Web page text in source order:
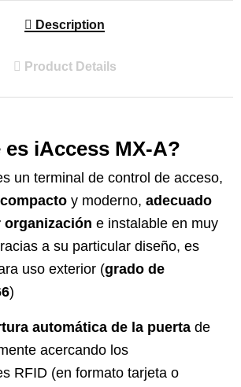
Description
Product Details
es iAccess MX-A?
un terminal de control de acceso,
y moderno, adecuado
organización e instalable en muy
a su particular diseño, es
uso exterior (grado de
)
automática de la puerta de
acercando los
RFID (en formato tarjeta o